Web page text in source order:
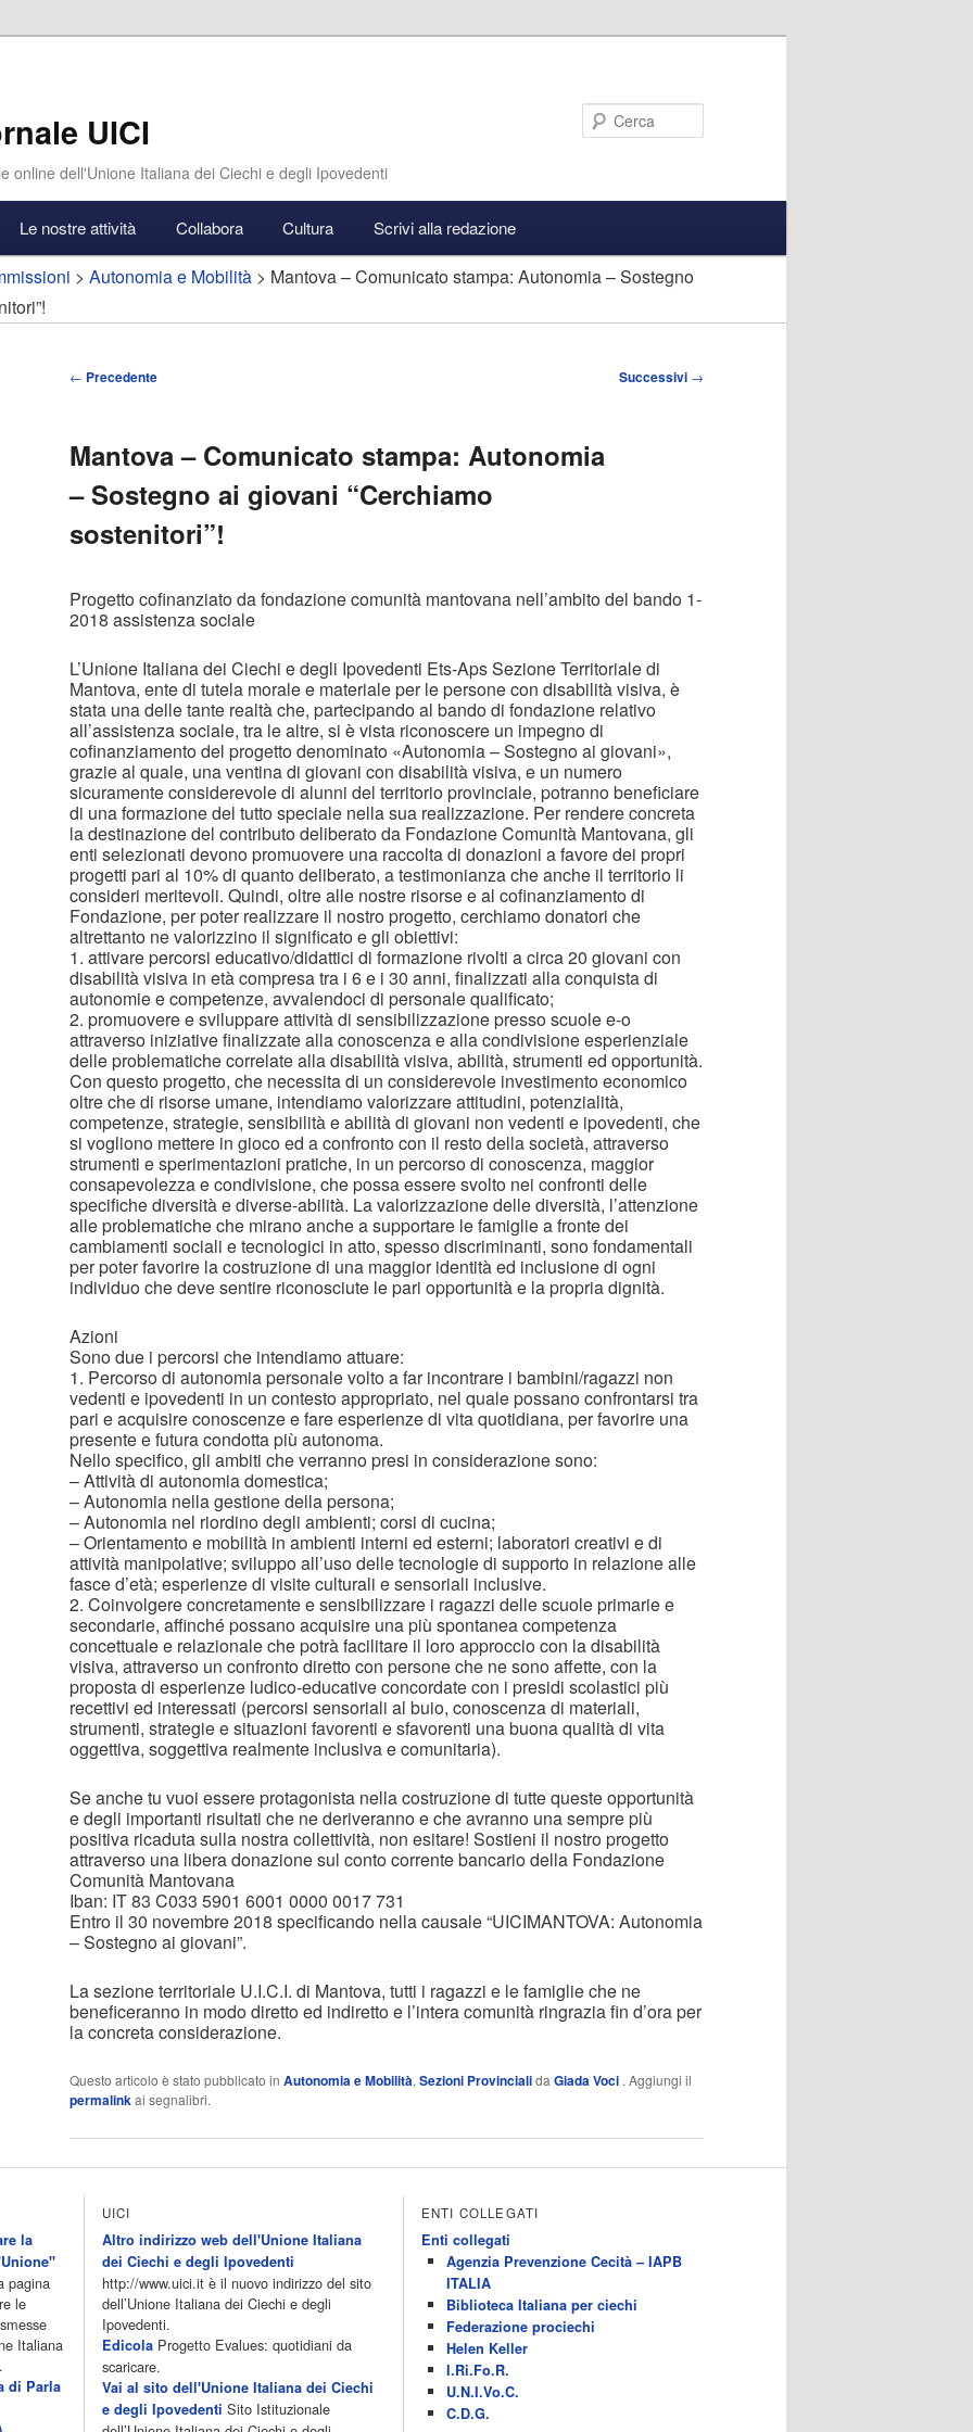
UICI
online dell'Unione Italiana dei Ciechi e degli Ipovedenti
Le nostre attività Collabora Cultura Scrivi alla redazione
> Autonomia e Mobilità > Mantova – Comunicato stampa: Autonomia – Sostegno
Navigazione
← Precedente Successivi →
Mantova – Comunicato stampa: Autonomia
– Sostegno ai giovani “Cerchiamo
sostenitori”!
Progetto cofinanziato da fondazione comunità mantovana nell’ambito del bando 1-
2018 assistenza sociale
L’Unione Italiana dei Ciechi e degli Ipovedenti Ets-Aps Sezione Territoriale di
Mantova, ente di tutela morale e materiale per le persone con disabilità visiva, è
stata una delle tante realtà che, partecipando al bando di fondazione relativo
all’assistenza sociale, tra le altre, si è vista riconoscere un impegno di
cofinanziamento del progetto denominato «Autonomia – Sostegno ai giovani»,
grazie al quale, una ventina di giovani con disabilità visiva, e un numero
sicuramente considerevole di alunni del territorio provinciale, potranno beneficiare
di una formazione del tutto speciale nella sua realizzazione. Per rendere concreta
la destinazione del contributo deliberato da Fondazione Comunità Mantovana, gli
enti selezionati devono promuovere una raccolta di donazioni a favore dei propri
progetti pari al 10% di quanto deliberato, a testimonianza che anche il territorio li
consideri meritevoli. Quindi, oltre alle nostre risorse e al cofinanziamento di
Fondazione, per poter realizzare il nostro progetto, cerchiamo donatori che
altrettanto ne valorizzino il significato e gli obiettivi:
1. attivare percorsi educativo/didattici di formazione rivolti a circa 20 giovani con
disabilità visiva in età compresa tra i 6 e i 30 anni, finalizzati alla conquista di
autonomie e competenze, avvalendoci di personale qualificato;
2. promuovere e sviluppare attività di sensibilizzazione presso scuole e-o
attraverso iniziative finalizzate alla conoscenza e alla condivisione esperienziale
delle problematiche correlate alla disabilità visiva, abilità, strumenti ed opportunità.
Con questo progetto, che necessita di un considerevole investimento economico
oltre che di risorse umane, intendiamo valorizzare attitudini, potenzialità,
competenze, strategie, sensibilità e abilità di giovani non vedenti e ipovedenti, che
si vogliono mettere in gioco ed a confronto con il resto della società, attraverso
strumenti e sperimentazioni pratiche, in un percorso di conoscenza, maggior
consapevolezza e condivisione, che possa essere svolto nei confronti delle
specifiche diversità e diverse-abilità. La valorizzazione delle diversità, l’attenzione
alle problematiche che mirano anche a supportare le famiglie a fronte dei
cambiamenti sociali e tecnologici in atto, spesso discriminanti, sono fondamentali
per poter favorire la costruzione di una maggior identità ed inclusione di ogni
individuo che deve sentire riconosciute le pari opportunità e la propria dignità.
Azioni
Sono due i percorsi che intendiamo attuare:
1. Percorso di autonomia personale volto a far incontrare i bambini/ragazzi non
vedenti e ipovedenti in un contesto appropriato, nel quale possano confrontarsi tra
pari e acquisire conoscenze e fare esperienze di vita quotidiana, per favorire una
presente e futura condotta più autonoma.
Nello specifico, gli ambiti che verranno presi in considerazione sono:
– Attività di autonomia domestica;
– Autonomia nella gestione della persona;
– Autonomia nel riordino degli ambienti; corsi di cucina;
– Orientamento e mobilità in ambienti interni ed esterni; laboratori creativi e di
attività manipolative; sviluppo all’uso delle tecnologie di supporto in relazione alle
fasce d’età; esperienze di visite culturali e sensoriali inclusive.
2. Coinvolgere concretamente e sensibilizzare i ragazzi delle scuole primarie e
secondarie, affinché possano acquisire una più spontanea competenza
concettuale e relazionale che potrà facilitare il loro approccio con la disabilità
visiva, attraverso un confronto diretto con persone che ne sono affette, con la
proposta di esperienze ludico-educative concordate con i presidi scolastici più
recettivi ed interessati (percorsi sensoriali al buio, conoscenza di materiali,
strumenti, strategie e situazioni favorenti e sfavorenti una buona qualità di vita
oggettiva, soggettiva realmente inclusiva e comunitaria).
Se anche tu vuoi essere protagonista nella costruzione di tutte queste opportunità
e degli importanti risultati che ne deriveranno e che avranno una sempre più
positiva ricaduta sulla nostra collettività, non esitare! Sostieni il nostro progetto
attraverso una libera donazione sul conto corrente bancario della Fondazione
Comunità Mantovana
Iban: IT 83 C033 5901 6001 0000 0017 731
Entro il 30 novembre 2018 specificando nella causale “UICIMANTOVA: Autonomia
– Sostegno ai giovani”.
La sezione territoriale U.I.C.I. di Mantova, tutti i ragazzi e le famiglie che ne
beneficeranno in modo diretto ed indiretto e l’intera comunità ringrazia fin d’ora per
la concreta considerazione.
Questo articolo è stato pubblicato in Autonomia e Mobilità, Sezioni Provincialida Giada Voci . Aggiungi il
permalinkai segnalibri.
la
pagina
le
Italiana
di Parla
UICI
Altro indirizzo web dell'Unione Italiana
dei Ciechi e degli Ipovedenti
http://www.uici.it è il nuovo indirizzo del sito
dell’Unione Italiana dei Ciechi e degli
Ipovedenti.
Edicola Progetto Evalues: quotidiani da
scaricare.
Vai al sito dell'Unione Italiana dei Ciechi
e degli Ipovedenti Sito Istituzionale
ENTI COLLEGATI
Enti collegati
Agenzia Prevenzione Cecità – IAPB
ITALIA
Biblioteca Italiana per ciechi
Federazione prociechi
Helen Keller
I.Ri.Fo.R.
U.N.I.Vo.C.
C.D.G.